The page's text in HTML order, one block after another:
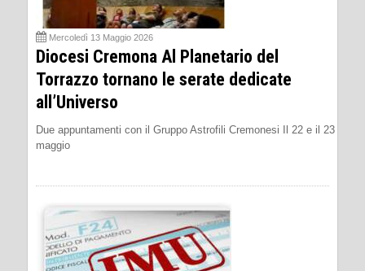
Mercoledì 13 Maggio 2026
Diocesi Cremona Al Planetario del
Torrazzo tornano le serate dedicate
all’Universo
Due appuntamenti con il Gruppo Astrofili Cremonesi Il 22 e il 23
maggio